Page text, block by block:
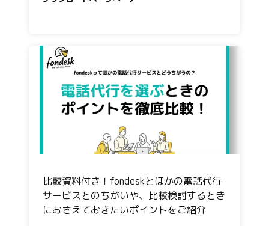
比較資料付き！fondeskとほかの電話代行
サービスとのちがいや、比較検討するとき
におさえておきたいポイントをご紹介